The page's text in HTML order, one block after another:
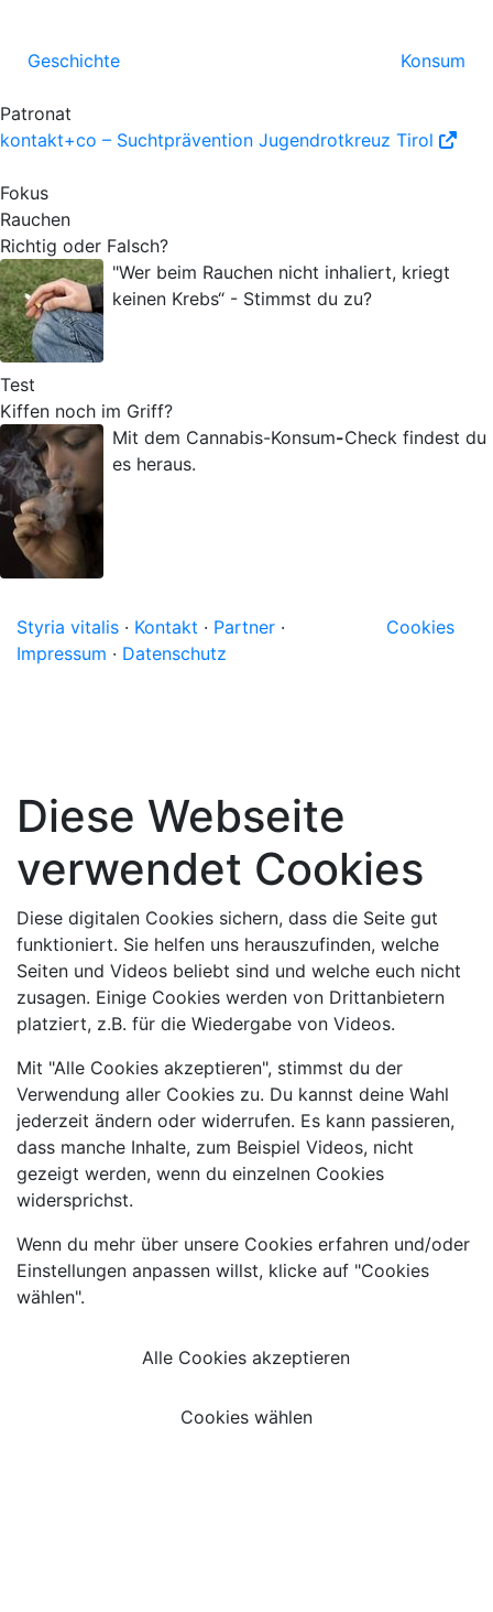
Geschichte Konsum
Patronat
kontakt+co – Suchtprävention Jugendrotkreuz Tirol
Fokus
Rauchen
Richtig oder Falsch?
"Wer beim Rauchen nicht inhaliert, kriegt
keinen Krebs“ - Stimmst du zu?
Test
Kiffen noch im Griff?
Mit dem Cannabis-Konsum-Check findest du
es heraus.
Styria vitalis · Kontakt · Partner ·
Impressum · Datenschutz
Cookies
Diese Webseite
verwendet Cookies
Diese digitalen Cookies sichern, dass die Seite gut
funktioniert. Sie helfen uns herauszufinden, welche
Seiten und Videos beliebt sind und welche euch nicht
zusagen. Einige Cookies werden von Drittanbietern
platziert, z.B. für die Wiedergabe von Videos.
Mit "Alle Cookies akzeptieren", stimmst du der
Verwendung aller Cookies zu. Du kannst deine Wahl
jederzeit ändern oder widerrufen. Es kann passieren,
dass manche Inhalte, zum Beispiel Videos, nicht
gezeigt werden, wenn du einzelnen Cookies
widersprichst.
Wenn du mehr über unsere Cookies erfahren und/oder
Einstellungen anpassen willst, klicke auf "Cookies
wählen".
Alle Cookies akzeptieren
Cookies wählen